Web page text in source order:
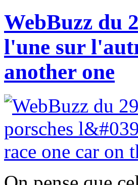
WebBuzz du
l'une sur
another one